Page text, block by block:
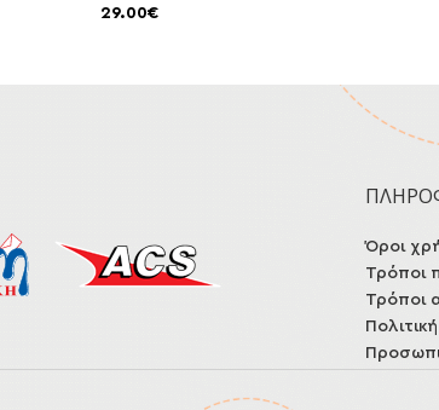
29.00€
Όροι
Τρόποι
Τρόποι